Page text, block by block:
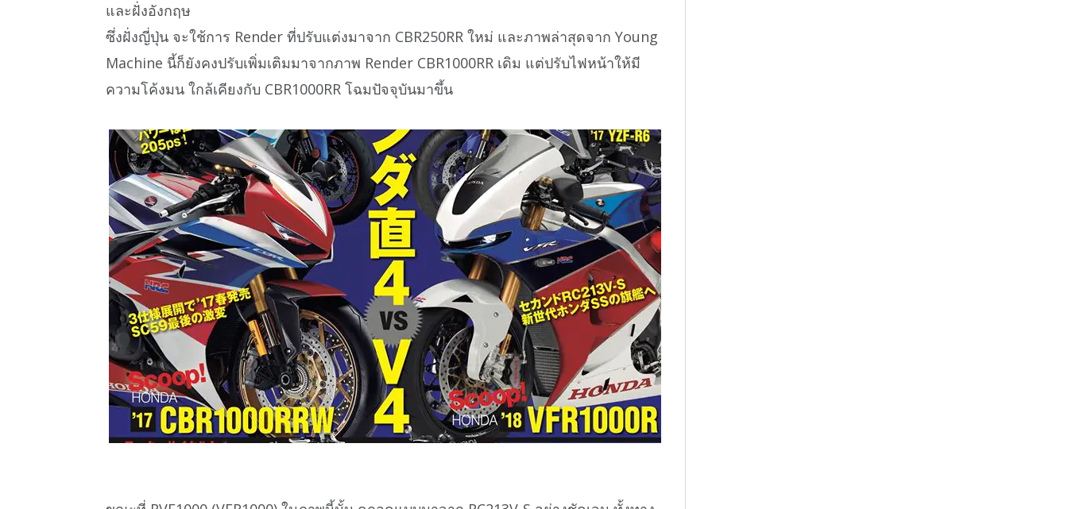
และฝั่งอังกฤษ
ซึ่งฝั่งญี่ปุ่น จะใช้การ Render ที่ปรับแต่งมาจาก CBR250RR ใหม่ และภาพล่าสุดจาก Young
Machine นี้ก็ยังคงปรับเพิ่มเติมมาจากภาพ Render CBR1000RR เดิม แต่ปรับไฟหน้าให้มี
ความโค้งมน ใกล้เคียงกับ CBR1000RR โฉมปัจจุบันมาขึ้น